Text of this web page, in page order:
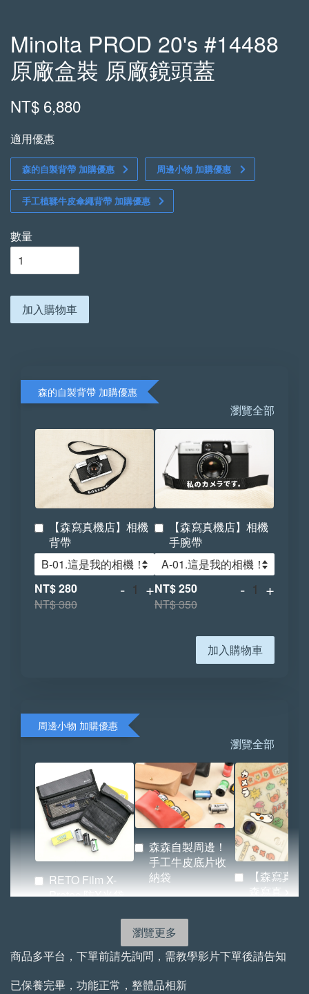
Minolta PROD 20's #14488
原廠盒裝 原廠鏡頭蓋
NT$ 6,880
適用優惠
森的自製背帶 加購優惠 周邊小物 加購優惠
手工植鞣牛皮傘繩背帶 加購優惠
數量
加入購物車
森的自製背帶 加購優惠
瀏覽全部
【森寫真機店】相機
背帶
NT$ 280
NT$ 380
- +
【森寫真機店】相機
手腕帶
NT$ 250
NT$ 350
- +
加入購物車
周邊小物 加購優惠
瀏覽全部
RETO Film X-
Protec 防X光袋
NT$ 855
- +
森森自製周邊！
手工牛皮底片收
納袋
NT$ 522
- +
【森寫真機
森寫真 x
NT$ 80
瀏覽更多
商品多平台，下單前請先詢問，需教學影片下單後請告知
已保養完畢，功能正常，整體品相新